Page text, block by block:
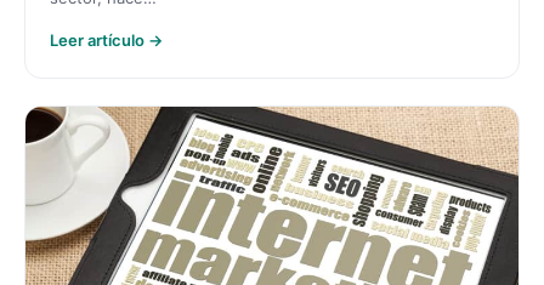
Leer artículo →